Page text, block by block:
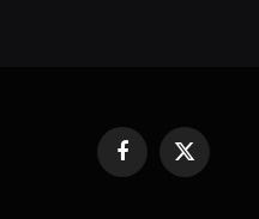
FacebookX